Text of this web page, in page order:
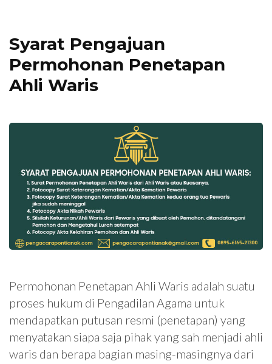
Syarat Pengajuan
Permohonan Penetapan
Ahli Waris
Permohonan Penetapan Ahli Waris adalah suatu
proses hukum di Pengadilan Agama untuk
mendapatkan putusan resmi (penetapan) yang
menyatakan siapa saja pihak yang sah menjadi ahli
waris dan berapa bagian masing-masingnya dari